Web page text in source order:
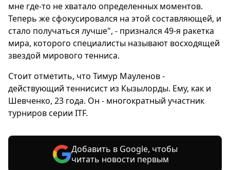
мне где-то не хватало определенных моментов.
Теперь же сфокусировался на этой составляющей, и
стало получаться лучше", - признался 49-я ракетка
мира, которого специалисты называют восходящей
звездой мирового тенниса.
Стоит отметить, что Тимур Мауленов -
действующий теннисист из Кызылорды. Ему, как и
Шевченко, 23 года. Он - многократный участник
турниров серии ITF.
Добавить в Google, чтобы
читать новости первым